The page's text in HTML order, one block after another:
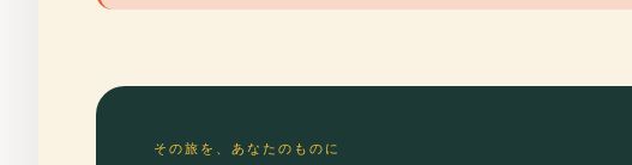
その旅を、あなたのものに